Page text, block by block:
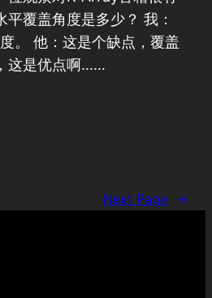
覆盖角度是多少？ 我：
。 他：这是个缺点，覆盖
这是优点啊……
Next Page →